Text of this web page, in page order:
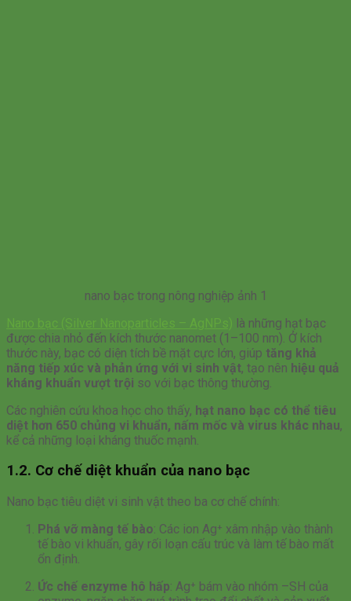
nano bạc trong nông nghiệp ảnh 1
Nano bạc (Silver Nanoparticles – AgNPs) là những hạt bạc
được chia nhỏ đến kích thước nanomet (1–100 nm). Ở kích
thước này, bạc có diện tích bề mặt cực lớn, giúp tăng khả
năng tiếp xúc và phản ứng với vi sinh vật, tạo nên hiệu quả
kháng khuẩn vượt trội so với bạc thông thường.
Các nghiên cứu khoa học cho thấy, hạt nano bạc có thể tiêu
diệt hơn 650 chủng vi khuẩn, nấm mốc và virus khác nhau,
kể cả những loại kháng thuốc mạnh.
1.2. Cơ chế diệt khuẩn của nano bạc
Nano bạc tiêu diệt vi sinh vật theo ba cơ chế chính:
Phá vỡ màng tế bào: Các ion Ag⁺ xâm nhập vào thành
tế bào vi khuẩn, gây rối loạn cấu trúc và làm tế bào mất
ổn định.
Ức chế enzyme hô hấp: Ag⁺ bám vào nhóm –SH của